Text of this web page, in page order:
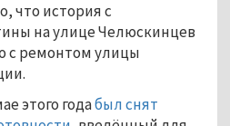
что история с
на улице Челюскинцев
с ремонтом улицы
этого года был снят